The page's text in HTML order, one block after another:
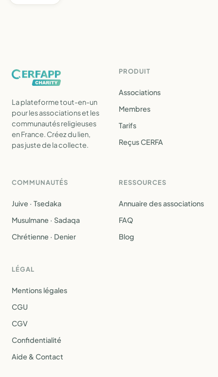
La plateforme tout-en-un
pour les associations et les
communautés religieuses
en France. Créez du lien,
pas juste de la collecte.
PRODUIT
Associations
Membres
Tarifs
Reçus CERFA
COMMUNAUTÉS
Juive · Tsedaka
Musulmane · Sadaqa
Chrétienne · Denier
RESSOURCES
Annuaire des associations
FAQ
Blog
LÉGAL
Mentions légales
CGU
CGV
Confidentialité
Aide & Contact